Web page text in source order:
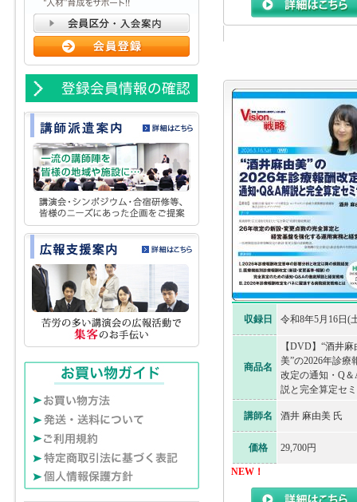
収録日 令和8年5月16日(
商品名
【DVD】“酒井麻
美”の2026年診療
改定の通知・Q＆
説と完全算定セ
講師名 酒井 麻由美 氏
価格 29,700円
NEW！